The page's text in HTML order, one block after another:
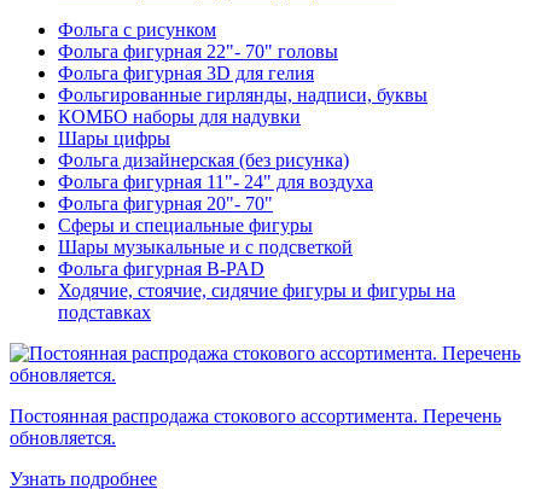
Фольга с рисунком
Фольга фигурная 22"- 70" головы
Фольга фигурная 3D для гелия
Фольгированные гирлянды, надписи, буквы
КОМБО наборы для надувки
Шары цифры
Фольга дизайнерская (без рисунка)
Фольга фигурная 11"- 24" для воздуха
Фольга фигурная 20"- 70"
Сферы и специальные фигуры
Шары музыкальные и с подсветкой
Фольга фигурная B-PAD
Ходячие, стоячие, сидячие фигуры и фигуры на
подставках
Постоянная распродажа стокового ассортимента. Перечень
обновляется.
Узнать подробнее